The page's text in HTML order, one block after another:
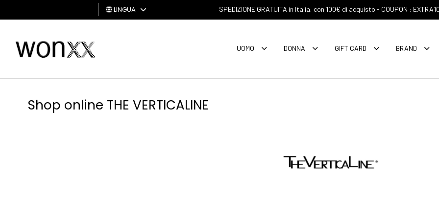
UOMO
CARD
LINGUA SPEDIZIONE GRATUITA in Italia, con 100€ di acquisto - COUPON : EXTRA10
UOMO DONNA GIFT CARD BRAND
Shop online THE VERTICALINE